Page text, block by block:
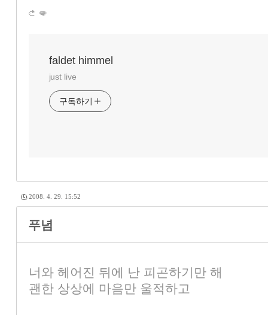
faldet himmel
just live
구독하기
2008. 4. 29. 15:52
푸념
너와 헤어진 뒤에 난 피곤하기만 해
괜한 상상에 마음만 울적하고